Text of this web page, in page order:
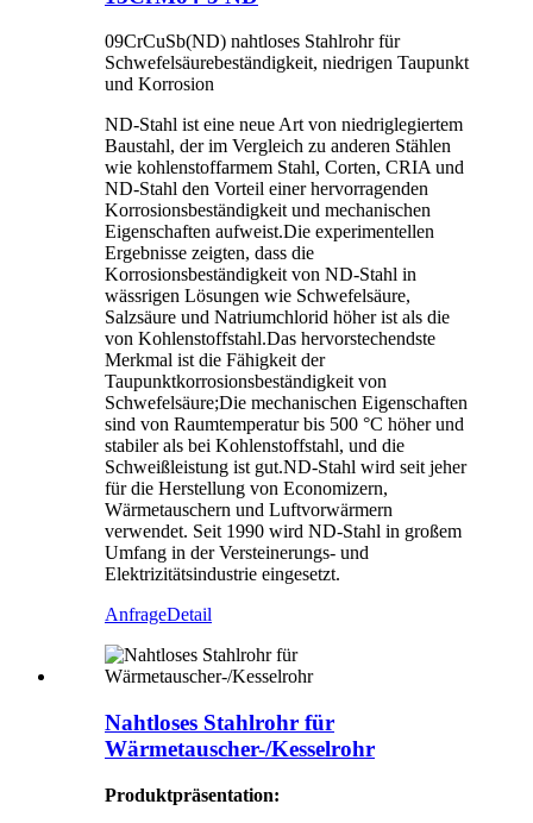
09CrCuSb(ND) nahtloses Stahlrohr für
Schwefelsäurebeständigkeit, niedrigen Taupunkt
und Korrosion
ND-Stahl ist eine neue Art von niedriglegiertem
Baustahl, der im Vergleich zu anderen Stählen
wie kohlenstoffarmem Stahl, Corten, CRIA und
ND-Stahl den Vorteil einer hervorragenden
Korrosionsbeständigkeit und mechanischen
Eigenschaften aufweist.Die experimentellen
Ergebnisse zeigten, dass die
Korrosionsbeständigkeit von ND-Stahl in
wässrigen Lösungen wie Schwefelsäure,
Salzsäure und Natriumchlorid höher ist als die
von Kohlenstoffstahl.Das hervorstechendste
Merkmal ist die Fähigkeit der
Taupunktkorrosionsbeständigkeit von
Schwefelsäure;Die mechanischen Eigenschaften
sind von Raumtemperatur bis 500 °C höher und
stabiler als bei Kohlenstoffstahl, und die
Schweißleistung ist gut.ND-Stahl wird seit jeher
für die Herstellung von Economizern,
Wärmetauschern und Luftvorwärmern
verwendet. Seit 1990 wird ND-Stahl in großem
Umfang in der Versteinerungs- und
Elektrizitätsindustrie eingesetzt.
AnfrageDetail
Nahtloses Stahlrohr für
Wärmetauscher-/Kesselrohr
Produktpräsentation: